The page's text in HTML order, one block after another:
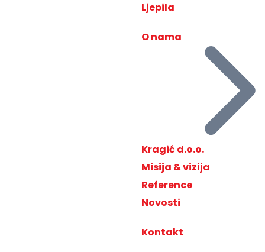
Ljepila
O nama
Kragić d.o.o.
Misija & vizija
Reference
Novosti
Kontakt